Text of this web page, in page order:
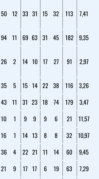
50 12 33 31 15 32 113 7,41
94 11 69 63 31 45 182 9,35
26 2 14 10 17 27 91 2,97
35 5 15 14 22 38 116
3,26
43 11 31 23 18 74 179
3,47
10 1 9 9 9 6 21
11,57
16 1 14 13 8 8 32
10,97
36 4 22 21 11 14 60
9,45
21 9 17 17 6 19 63
7,29